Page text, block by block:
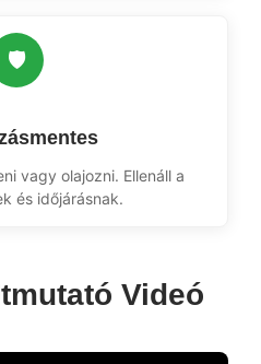
🛡️
vagy olajozni. Ellenáll a
és időjárásnak.
Videó